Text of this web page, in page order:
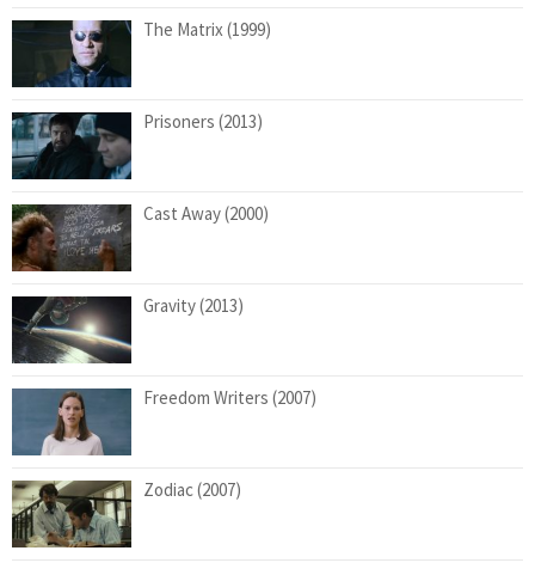
The Matrix (1999)
Prisoners (2013)
Cast Away (2000)
Gravity (2013)
Freedom Writers (2007)
Zodiac (2007)